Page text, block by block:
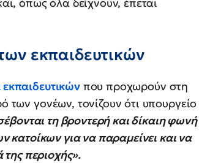
όπως όλα δείχνουν, έπεται
εκπαιδευτικών
που προχωρούν στη
των γονέων, τονίζουν ότι υπουργείο
τη βροντερή και δίκαιη φωνή
κατοίκων για να παραμείνει και να
περιοχής».